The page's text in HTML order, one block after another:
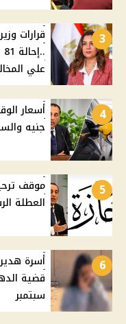
3
علي
4
جنيه والسولار
5
العطلة
6
أسرة
سبتمبر